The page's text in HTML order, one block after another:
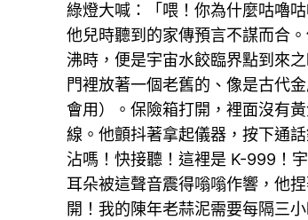
綠燈大喊：「喂！你為什麼咕嚕
他兒時聽到的家傳預言不謀而合
沸時，便是宇宙水餃臨界點到來
門裡放著一個老舊的、像是古代
會用）。保險箱打開，裡面沒有
線。他顫抖著拿起儀器，按下通
沾嗎！快接聽！這裡是 K-999！
耳朵被這聲音震得嗡嗡作響，他
開！我的陳年老蒜泥需要每隔三